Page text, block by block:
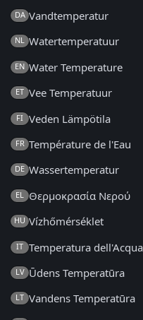
DA Vandtemperatur
NL Watertemperatuur
EN Water Temperature
ET Vee Temperatuur
FI Veden Lämpötila
FR Température de l'Eau
DE Wassertemperatur
EL Θερμοκρασία Νερού
HU Vízhőmérséklet
IT Temperatura dell'Acqua
LV Ūdens Temperatūra
LT Vandens Temperatūra